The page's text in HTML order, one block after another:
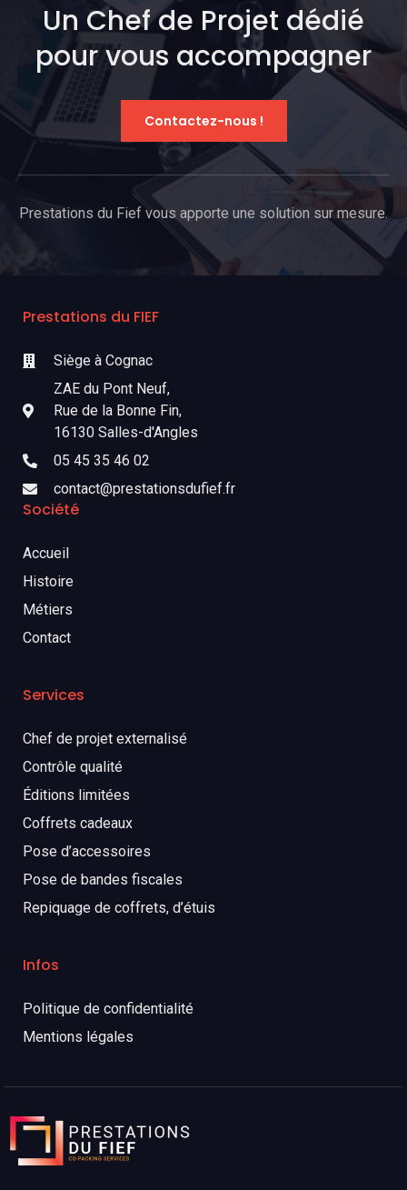
Un Chef de Projet dédié
pour vous accompagner
Contactez-nous !
Prestations du Fief vous apporte une solution sur mesure.
Prestations du FIEF
Siège à Cognac
ZAE du Pont Neuf,
Rue de la Bonne Fin,
16130 Salles-d'Angles
05 45 35 46 02
contact@prestationsdufief.fr
Société
Accueil
Histoire
Métiers
Contact
Services
Chef de projet externalisé
Contrôle qualité
Éditions limitées
Coffrets cadeaux
Pose d’accessoires
Pose de bandes fiscales
Repiquage de coffrets, d’étuis
Infos
Politique de confidentialité
Mentions légales